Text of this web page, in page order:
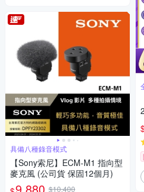
具備八種錄音模式
【Sony索尼】ECM-M1 指向型
麥克風 (公司貨 保固12個月)
$10,400